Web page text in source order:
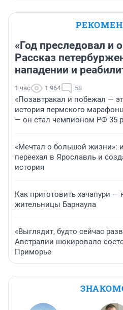
«Год преследовал и
Рассказ
нападении и
1 час 1 964 58
«Позавтракал и побежал —
история пермского
— он стал чемпионом РФ 35
«Мечтал о большой жизни»:
переехал в Ярославль и
история
Как приготовить хачапури —
жительницы Барнаула
«Выглядит, будто сейчас
Австралии шокировало
Приморье